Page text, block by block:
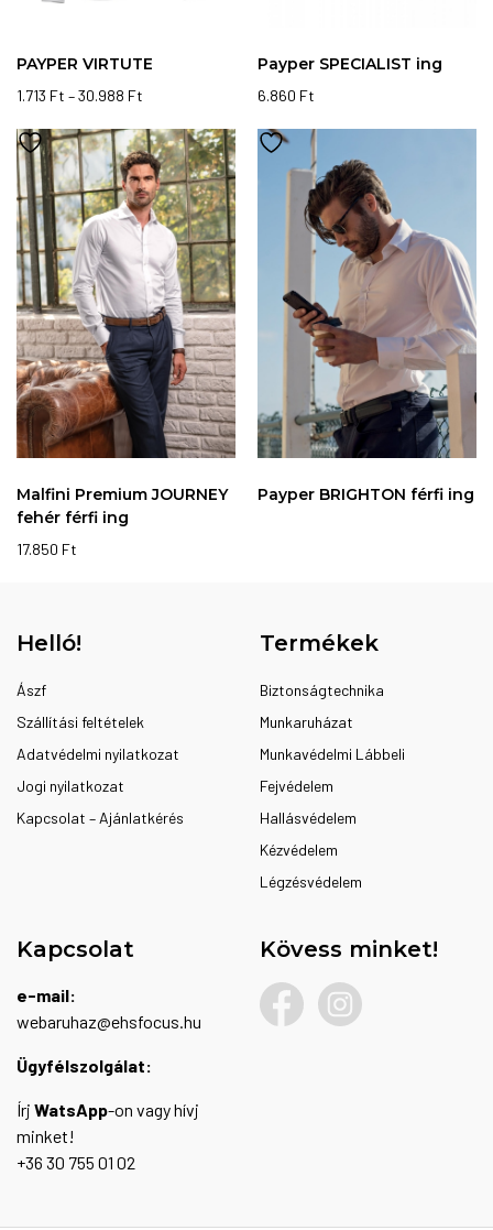
PAYPER VIRTUTE
1.713 Ft –30.988 Ft
Payper SPECIALIST ing
6.860 Ft
Malfini Premium JOURNEY
fehér férfi ing
17.850 Ft
Payper BRIGHTON férfi ing
Helló!
Ászf
Szállítási feltételek
Adatvédelmi nyilatkozat
Jogi nyilatkozat
Kapcsolat – Ajánlatkérés
Termékek
Biztonságtechnika
Munkaruházat
Munkavédelmi Lábbeli
Fejvédelem
Hallásvédelem
Kézvédelem
Légzésvédelem
Kapcsolat
e-mail:
webaruhaz@ehsfocus.hu
Ügyfélszolgálat:
Írj WatsApp-on vagy hívj
minket!
+36 30 755 01 02
Kövess minket!